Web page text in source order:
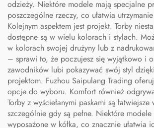
odzieży. Niektóre modele mają specjalne
poszczególne rzeczy, co ułatwia
Kolejnym aspektem jest projekt. Torby
dostępne są w wielu kolorach i stylach.
w kolorach swojej drużyny lub z
– sprawi to, że poczujesz się wyjątkowo i
zawodników lubi pokazywać swój styl
projektom. Fuzhou Saipulang Trading
opcje do wyboru. Komfort również
Torby z wyściełanymi paskami są
szczególnie gdy są pełne. Niektóre modele
wyposażone w kółka, co znacznie ułatwia